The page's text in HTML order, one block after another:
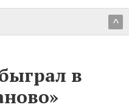
^
в